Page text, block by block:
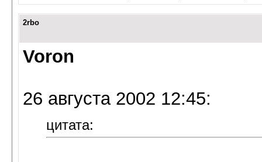
2rbo
Voron
26 августа 2002 12:45:
цитата: